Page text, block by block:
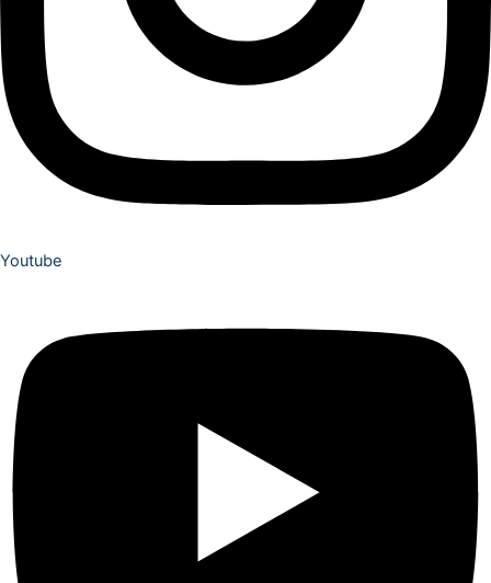
Youtube